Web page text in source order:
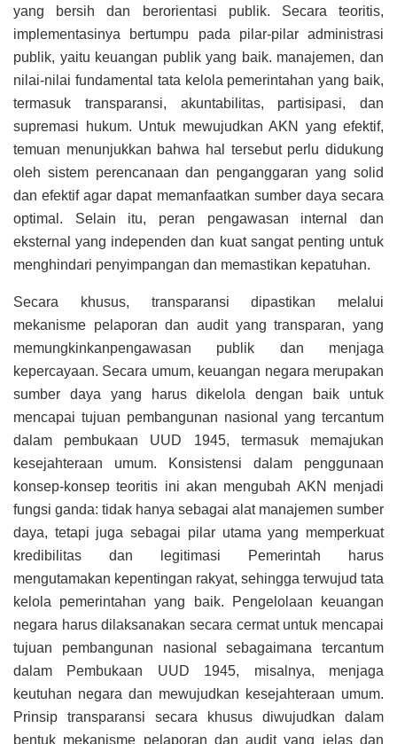
yang bersih dan berorientasi publik. Secara teoritis,
implementasinya bertumpu pada pilar-pilar administrasi
publik, yaitu keuangan publik yang baik. manajemen, dan
nilai-nilai fundamental tata kelola pemerintahan yang baik,
termasuk transparansi, akuntabilitas, partisipasi, dan
supremasi hukum. Untuk mewujudkan AKN yang efektif,
temuan menunjukkan bahwa hal tersebut perlu didukung
oleh sistem perencanaan dan penganggaran yang solid
dan efektif agar dapat memanfaatkan sumber daya secara
optimal. Selain itu, peran pengawasan internal dan
eksternal yang independen dan kuat sangat penting untuk
menghindari penyimpangan dan memastikan kepatuhan.
Secara khusus, transparansi dipastikan melalui
mekanisme pelaporan dan audit yang transparan, yang
memungkinkanpengawasan publik dan menjaga
kepercayaan. Secara umum, keuangan negara merupakan
sumber daya yang harus dikelola dengan baik untuk
mencapai tujuan pembangunan nasional yang tercantum
dalam pembukaan UUD 1945, termasuk memajukan
kesejahteraan umum. Konsistensi dalam penggunaan
konsep-konsep teoritis ini akan mengubah AKN menjadi
fungsi ganda: tidak hanya sebagai alat manajemen sumber
daya, tetapi juga sebagai pilar utama yang memperkuat
kredibilitas dan legitimasi Pemerintah harus
mengutamakan kepentingan rakyat, sehingga terwujud tata
kelola pemerintahan yang baik. Pengelolaan keuangan
negara harus dilaksanakan secara cermat untuk mencapai
tujuan pembangunan nasional sebagaimana tercantum
dalam Pembukaan UUD 1945, misalnya, menjaga
keutuhan negara dan mewujudkan kesejahteraan umum.
Prinsip transparansi secara khusus diwujudkan dalam
bentuk mekanisme pelaporan dan audit yang jelas dan